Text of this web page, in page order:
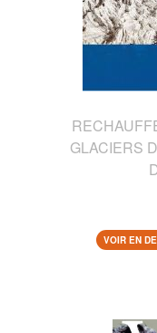
GLACIERS
VOIR EN